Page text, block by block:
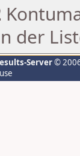
der
Server©